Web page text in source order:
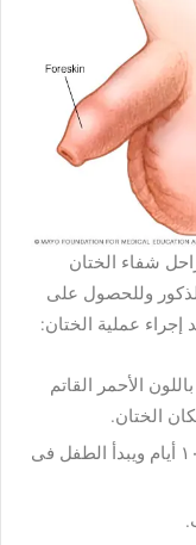
شفاء الختان
وللحصول على
عملية الختان:
الأحمر القاتم
الختان.
ولكن يستمر هذا الشكل لمدة ٧ إلى ١٠ أيام ويبدأ الطفل فى